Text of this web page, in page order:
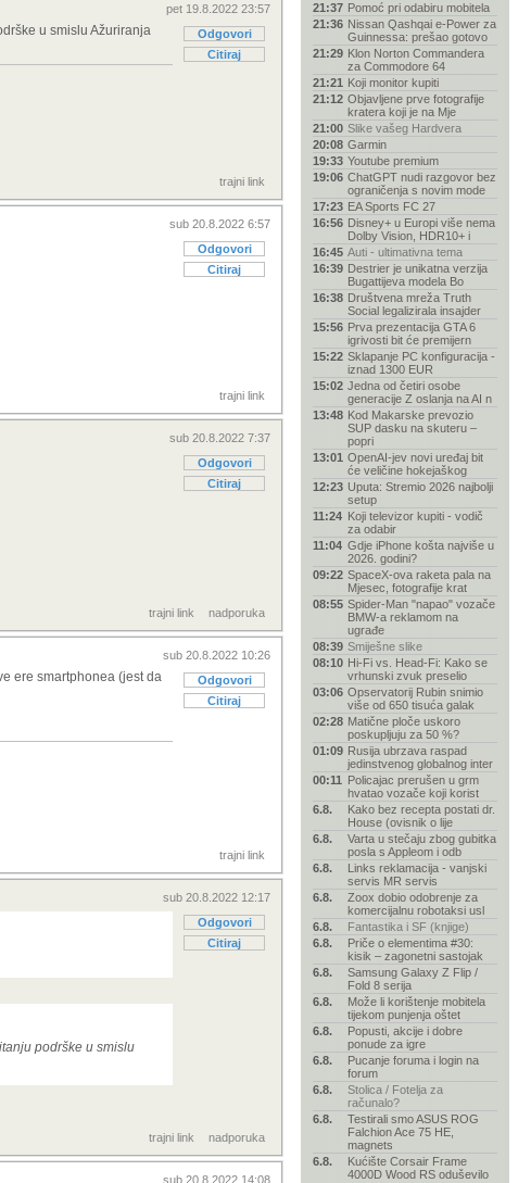
pet 19.8.2022 23:57
Odgovori
Citiraj
u smislu Ažuriranja
trajni link
sub 20.8.2022 6:57
Odgovori
Citiraj
trajni link
sub 20.8.2022 7:37
Odgovori
Citiraj
trajni link nadporuka
sub 20.8.2022 10:26
Odgovori
Citiraj
ere smartphonea (jest da
trajni link
sub 20.8.2022 12:17
Odgovori
Citiraj
podrške u smislu
trajni link nadporuka
sub 20.8.2022 14:08
21:37 Pomoć pri odabiru mobitela
21:36 Nissan Qashqai e-Power za
Guinnessa: prešao gotovo
21:29 Klon Norton Commandera
za Commodore 64
21:21 Koji monitor kupiti
21:12 Objavljene prve fotografije
kratera koji je na Mje
21:00 Slike vašeg Hardvera
20:08 Garmin
19:33 Youtube premium
19:06 ChatGPT nudi razgovor bez
ograničenja s novim mode
17:23 EA Sports FC 27
16:56 Disney+ u Europi više nema
Dolby Vision, HDR10+ i
16:45 Auti - ultimativna tema
16:39 Destrier je unikatna verzija
Bugattijeva modela Bo
16:38 Društvena mreža Truth
Social legalizirala insajder
15:56 Prva prezentacija GTA 6
igrivosti bit će premijern
15:22 Sklapanje PC konfiguracija -
iznad 1300 EUR
15:02 Jedna od četiri osobe
generacije Z oslanja na AI n
13:48 Kod Makarske prevozio
SUP dasku na skuteru –
popri
13:01 OpenAI-jev novi uređaj bit
će veličine hokejaškog
12:23 Uputa: Stremio 2026 najbolji
setup
11:24 Koji televizor kupiti - vodič
za odabir
11:04 Gdje iPhone košta najviše u
2026. godini?
09:22 SpaceX-ova raketa pala na
Mjesec, fotografije krat
08:55 Spider-Man "napao" vozače
BMW-a reklamom na
ugrađe
08:39 Smiješne slike
08:10 Hi-Fi vs. Head-Fi: Kako se
vrhunski zvuk preselio
03:06 Opservatorij Rubin snimio
više od 650 tisuća galak
02:28 Matične ploče uskoro
poskupljuju za 50 %?
01:09 Rusija ubrzava raspad
jedinstvenog globalnog inter
00:11 Policajac prerušen u grm
hvatao vozače koji korist
6.8.
Kako bez recepta postati dr.
House (ovisnik o lije
6.8.
Varta u stečaju zbog gubitka
posla s Appleom i odb
6.8.
Links reklamacija - vanjski
servis MR servis
6.8.
Zoox dobio odobrenje za
komercijalnu robotaksi usl
6.8.
Fantastika i SF (knjige)
6.8.
Priče o elementima #30:
kisik – zagonetni sastojak
6.8.
Samsung Galaxy Z Flip /
Fold 8 serija
6.8.
Može li korištenje mobitela
tijekom punjenja oštet
6.8.
Popusti, akcije i dobre
ponude za igre
6.8.
Pucanje foruma i login na
forum
6.8.
Stolica / Fotelja za
računalo?
6.8.
Testirali smo ASUS ROG
Falchion Ace 75 HE,
magnets
6.8.
Kućište Corsair Frame
4000D Wood RS oduševilo